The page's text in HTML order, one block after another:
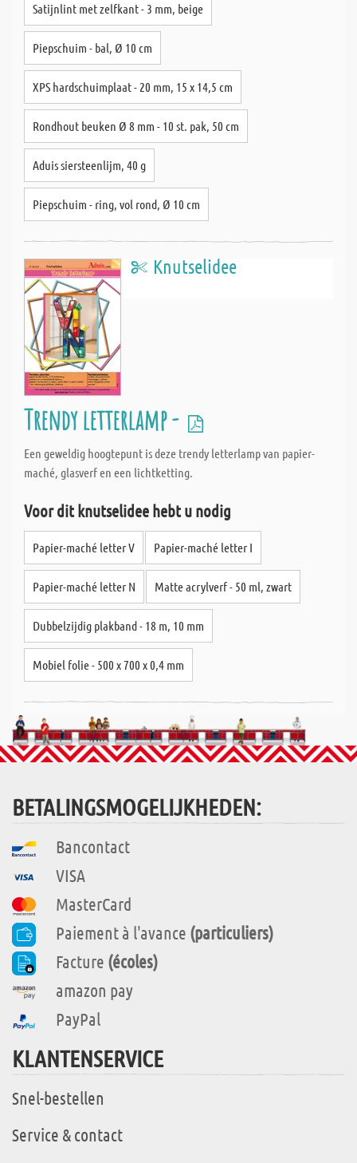
Satijnlint met zelfkant - 3 mm, beige
Piepschuim - bal, Ø 10 cm
XPS hardschuimplaat - 20 mm, 15 x 14,5 cm
Rondhout beuken Ø 8 mm - 10 st. pak, 50 cm
Aduis siersteenlijm, 40 g
Piepschuim - ring, vol rond, Ø 10 cm
Knutselidee
Trendy letterlamp -
Een geweldig hoogtepunt is deze trendy letterlamp van papier-
maché, glasverf en een lichtketting.
Voor dit knutselidee hebt u nodig
Papier-maché letter V Papier-maché letter I
Papier-maché letter N Matte acrylverf - 50 ml, zwart
Dubbelzijdig plakband - 18 m, 10 mm
Mobiel folie - 500 x 700 x 0,4 mm
BETALINGSMOGELIJKHEDEN:
Bancontact
VISA
MasterCard
Paiement à l'avance (particuliers)
Facture (écoles)
amazon pay
PayPal
KLANTENSERVICE
Snel-bestellen
Service & contact